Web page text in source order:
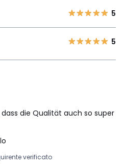
5
5
die Qualität auch so super
verificato